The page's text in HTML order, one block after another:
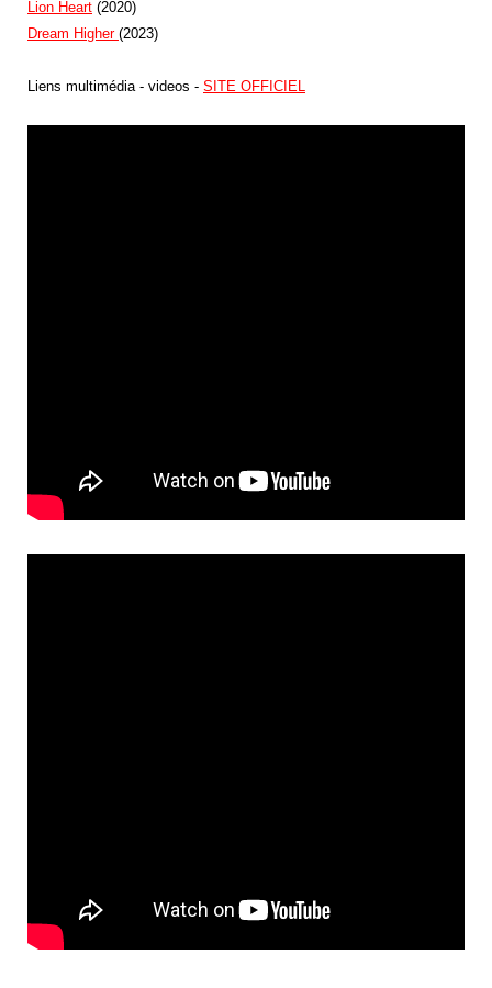
Lion Heart (2020)
Dream Higher (2023)
Liens multimédia - videos - SITE OFFICIEL